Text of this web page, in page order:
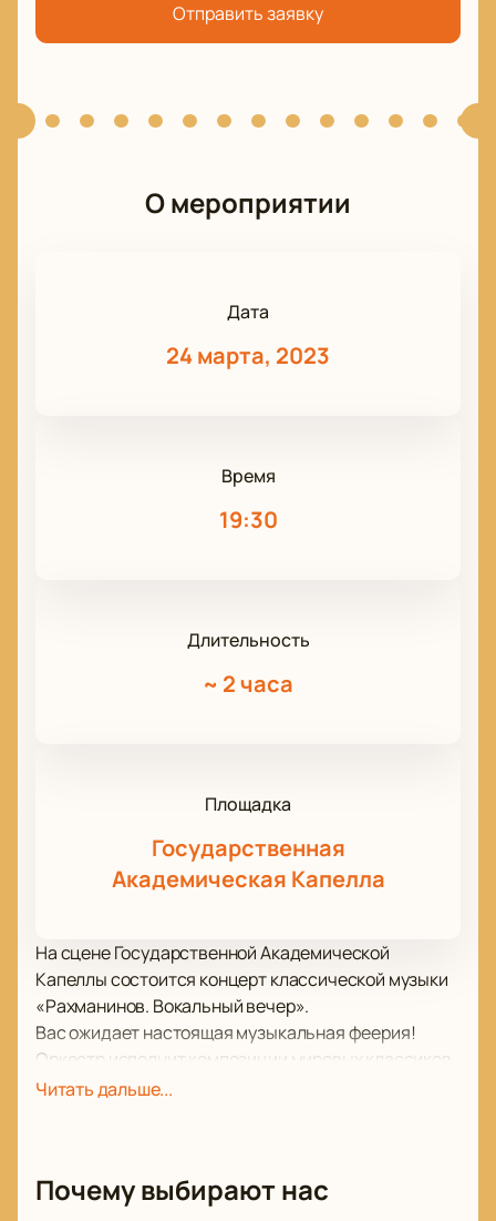
Отправить заявку
О мероприятии
Дата
24 марта, 2023
Время
19:30
Длительность
~ 2 часа
Площадка
Государственная
Академическая Капелла
На сцене Государственной Академической
Капеллы состоится концерт классической музыки
«Рахманинов. Вокальный вечер».
Вас ожидает настоящая музыкальная феерия!
Оркестр исполнит композиции мировых классиков,
а также авторства российских композиторов.
Музыканты часто заняты в театральных
Читать дальше...
Почему выбирают нас